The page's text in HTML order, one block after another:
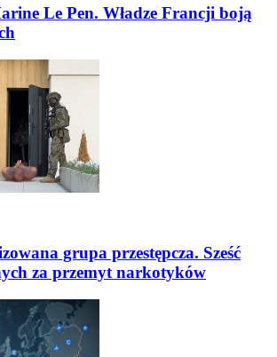
Le Pen. Władze Francji boją
grupa przestępcza. Sześć
za przemyt narkotyków